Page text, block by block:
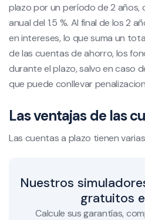
plazo por un período de 2 años,
anual del 1.5 %. Al final de los 2
en intereses, lo que suma un
de las cuentas de ahorro, los
durante el plazo, salvo en caso
que puede conllevar
Las ventajas de las
Las cuentas a plazo tienen
Nuestros
gratuitos
Calcule sus garantías,